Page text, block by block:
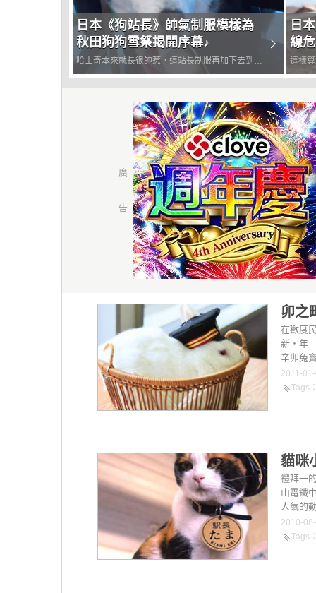
日本《狗站長》帥氣制服模樣為
秋田狗狗雪祭揭開序幕♪
哈士奇本來就長很帥惹，這站長制服再加下去到底
想殺死多狗痴啦～～～從最知名的貓咪小玉站長開
始，在日本起用動物擔任站長的車站並不算少，當
然也因為這些可愛動物站長的出現而讓當地的知名
度和觀光都有所成長。而秋...
日
線
這樣
耶～
伊豆
實以
長。
卯之
在歡度
新‧年
辛卯兔
2011-
Tags
貓咪
禮拜一
山電鐵
人氣的
2010-
Tags